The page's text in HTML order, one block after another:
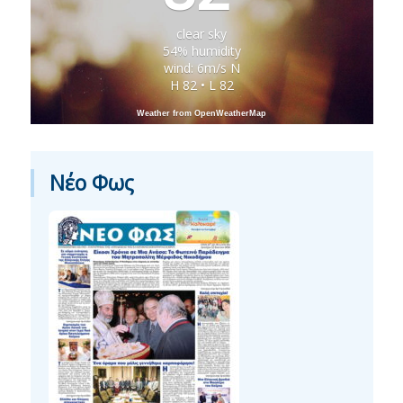
clear sky
54% humidity
wind: 6m/s N
H 82 • L 82
Weather from OpenWeatherMap
Νέο Φως